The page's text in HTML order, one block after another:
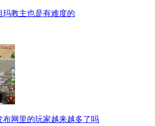
玛教主也是有难度的
布网里的玩家越来越多了吗